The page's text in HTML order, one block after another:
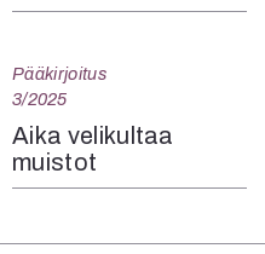
Pääkirjoitus
3/2025
Aika velikultaa
muistot